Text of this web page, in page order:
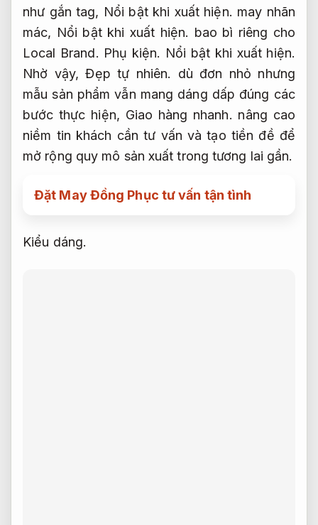
như gắn tag, Nổi bật khi xuất hiện. may nhãn
mác, Nổi bật khi xuất hiện. bao bì riêng cho
Local Brand. Phụ kiện. Nổi bật khi xuất hiện.
Nhờ vậy,Đẹp tự nhiên.
dù đơn nhỏ nhưng
mẫu sản phẩm vẫn mang dáng dấp đúng các
bước thực hiện, Giao hàng nhanh. nâng cao
niềm tin khách cần tư vấn và tạo tiền đề để
mở rộng quy mô sản xuất trong tương lai gần.
Đặt May Đồng Phục tư vấn tận tình
Kiểu dáng.